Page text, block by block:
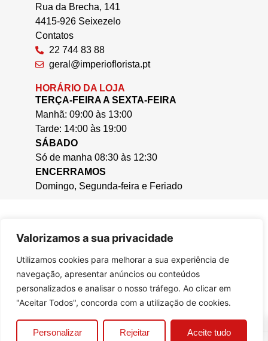
Valorizamos a sua privacidade
Utilizamos cookies para melhorar a sua experiência de
navegação, apresentar anúncios ou conteúdos
personalizados e analisar o nosso tráfego. Ao clicar em
"Aceitar Todos", concorda com a utilização de cookies.
Personalizar Rejeitar Aceite tudo
Rua da Brecha, 141
4415-926 Seixezelo
Contatos
22 744 83 88
geral@imperioflorista.pt
HORÁRIO DA LOJA
TERÇA-FEIRA A SEXTA-FEIRA
Manhã: 09:00 às 13:00
Tarde: 14:00 às 19:00
SÁBADO
Só de manha 08:30 às 12:30
ENCERRAMOS
Domingo, Segunda-feira e Feriado